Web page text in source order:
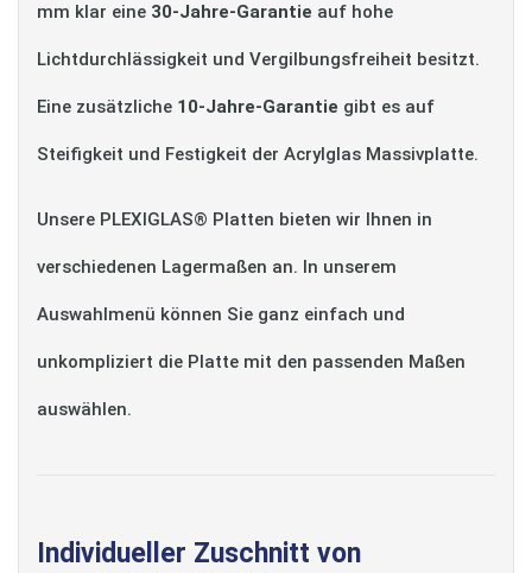
mm klar eine 30-Jahre-Garantie auf hohe
Lichtdurchlässigkeit und Vergilbungsfreiheit besitzt.
Eine zusätzliche 10-Jahre-Garantie gibt es auf
Steifigkeit und Festigkeit der Acrylglas Massivplatte.
Unsere PLEXIGLAS® Platten bieten wir Ihnen in
verschiedenen Lagermaßen an. In unserem
Auswahlmenü können Sie ganz einfach und
unkompliziert die Platte mit den passenden Maßen
auswählen.
Individueller Zuschnitt von